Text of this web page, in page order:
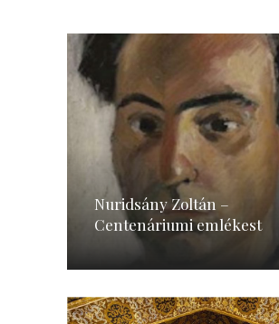
Nuridsány Zoltán –
Centenáriumi emlékest